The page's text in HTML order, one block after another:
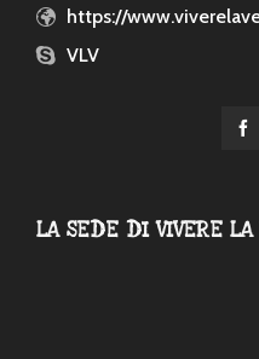
https://
VLV
LA SEDE DI VIVERE LA